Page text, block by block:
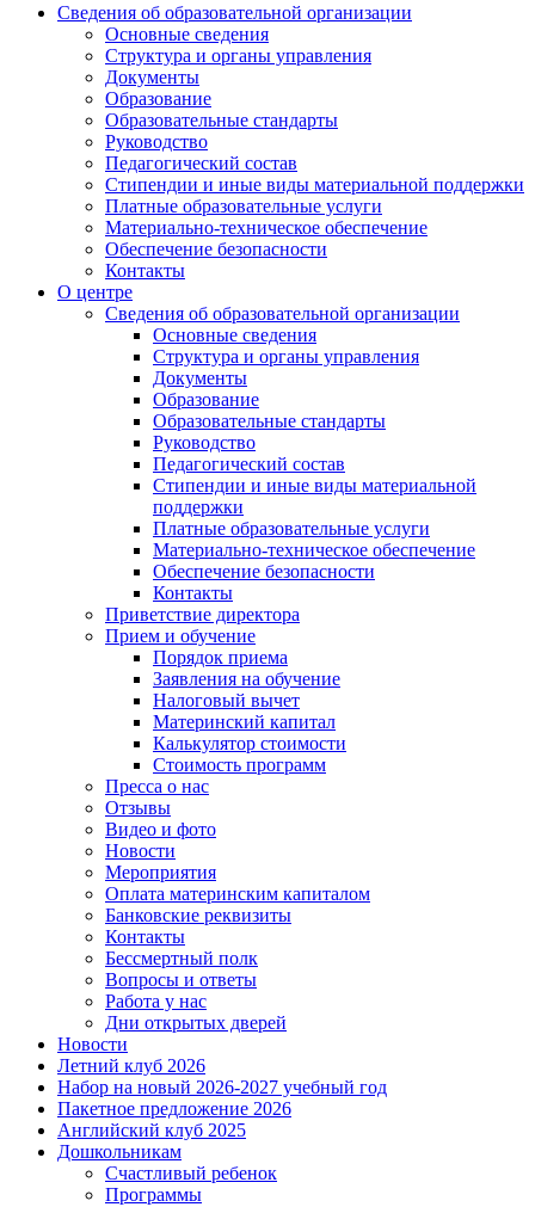
Сведения об образовательной организации
Основные сведения
Структура и органы управления
Документы
Образование
Образовательные стандарты
Руководство
Педагогический состав
Стипендии и иные виды материальной поддержки
Платные образовательные услуги
Материально-техническое обеспечение
Обеспечение безопасности
Контакты
О центре
Сведения об образовательной организации
Основные сведения
Структура и органы управления
Документы
Образование
Образовательные стандарты
Руководство
Педагогический состав
Стипендии и иные виды материальной
поддержки
Платные образовательные услуги
Материально-техническое обеспечение
Обеспечение безопасности
Контакты
Приветствие директора
Прием и обучение
Порядок приема
Заявления на обучение
Налоговый вычет
Материнский капитал
Калькулятор стоимости
Стоимость программ
Пресса о нас
Отзывы
Видео и фото
Новости
Мероприятия
Оплата материнским капиталом
Банковские реквизиты
Контакты
Бессмертный полк
Вопросы и ответы
Работа у нас
Дни открытых дверей
Новости
Летний клуб 2026
Набор на новый 2026-2027 учебный год
Пакетное предложение 2026
Английский клуб 2025
Дошкольникам
Счастливый ребенок
Программы